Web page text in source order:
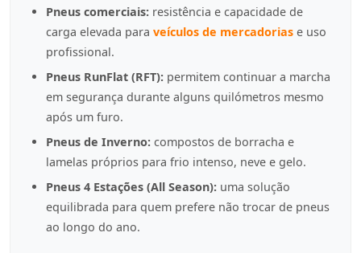
Pneus comerciais: resistência e capacidade de
carga elevada para veículos de mercadorias e uso
profissional.
Pneus RunFlat (RFT): permitem continuar a marcha
em segurança durante alguns quilómetros mesmo
após um furo.
Pneus de Inverno: compostos de borracha e
lamelas próprios para frio intenso, neve e gelo.
Pneus 4 Estações (All Season): uma solução
equilibrada para quem prefere não trocar de pneus
ao longo do ano.